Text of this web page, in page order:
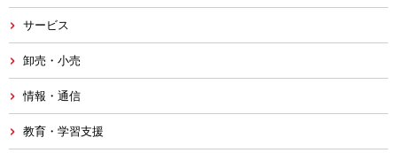
サービス
卸売・小売
情報・通信
教育・学習支援